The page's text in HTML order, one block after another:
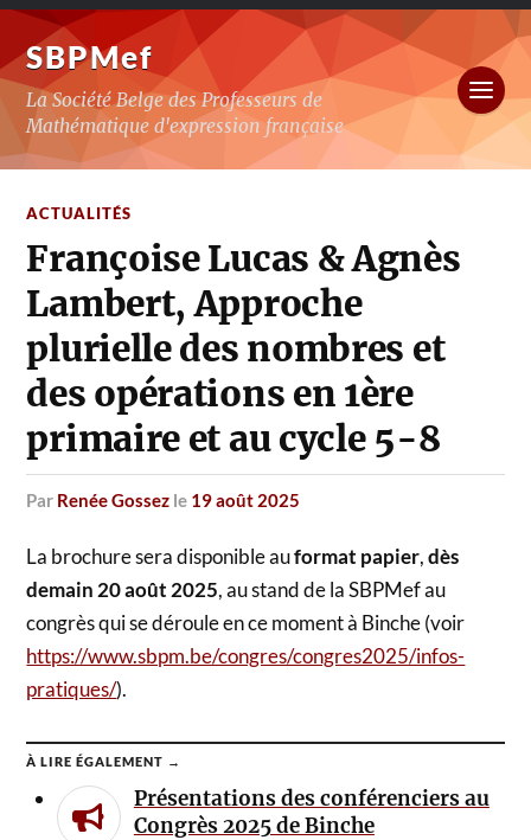
SBPMef
La Société Belge des Professeurs de
Mathématique d'expression française
ACTUALITÉS
Françoise Lucas & Agnès
Lambert, Approche
plurielle des nombres et
des opérations en 1ère
primaire et au cycle 5-8
par Renée Gossez le 19 août 2025
La brochure sera disponible auformat papier,dès
demain 20 août 2025, au stand de la SBPMef au
congrès qui se déroule en ce moment à Binche (voir
https://www.sbpm.be/congres/congres2025/infos-
pratiques/).
À LIRE ÉGALEMENT →
Présentations des conférenciers au
Congrès 2025 de Binche